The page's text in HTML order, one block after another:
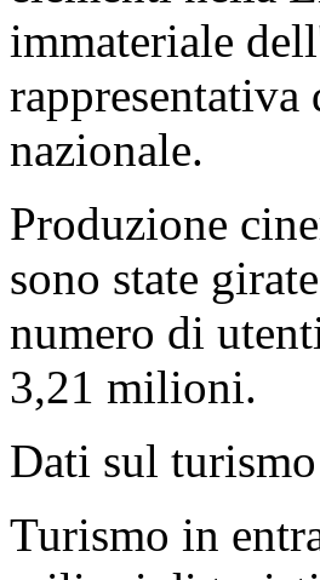
immateriale
nazionale.
Produzione
sono state
numero di
3,21 milioni.
Dati sul turismo
Turismo in